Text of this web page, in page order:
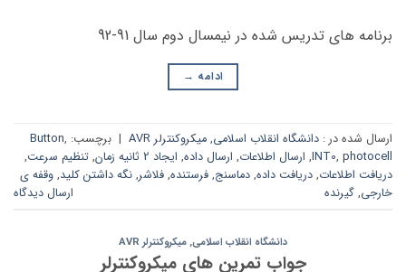
برنامه های تدریس شده در نیمسال دوم سال 91-92
ادامه →
ارسال شده در : دانشگاه انقلاب اسلامی, میکروکنترلر AVR | برچسب: Button,
INT0, photocell
, ارسال اطلاعات, ارسال داده, ایجاد 2 ثانیه زمان , تنظیم سرعت,
دریافت اطلاعات, دریافت داده, دماسنج, فرستنده, فلاشر, نگه داشتن کلید, وقفه ی
خارجی, گیرنده ارسال دیدگاه
دانشگاه انقلاب اسلامی,میکروکنترلر AVR
جواب تمرین های میکروکنترلر